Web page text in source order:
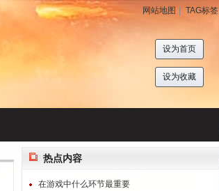
网站地图 TAG标签
设为首页
设为收藏
热点内容
在游戏中什么环节最重要